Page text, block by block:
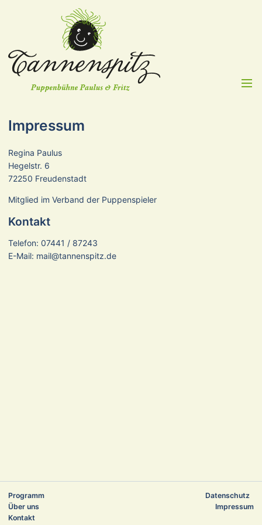
Menü
Impressum
Regina Paulus
Hegelstr. 6
72250 Freudenstadt
Mitglied im Verband der Puppenspieler
Kontakt
Telefon: 07441 / 87243
E-Mail: mail@tannenspitz.de
Navigation
überspringen
Programm
Über uns
Kontakt
Datenschutz
Impressum